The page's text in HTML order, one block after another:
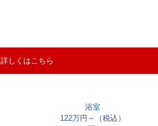
詳しくはこちら
浴室
122万円～
（税込）